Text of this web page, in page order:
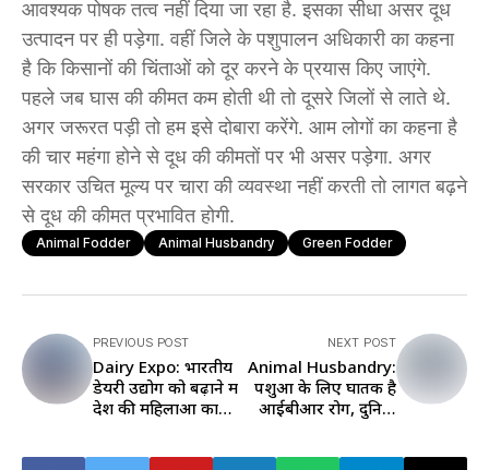
आवश्यक पोषक तत्व नहीं दिया जा रहा है. इसका सीधा असर दूध
उत्पादन पर ही पड़ेगा. वहीं जिले के पशुपालन अधिकारी का कहना
है कि किसानों की चिंताओं को दूर करने के प्रयास किए जाएंगे.
पहले जब घास की कीमत कम होती थी तो दूसरे जिलों से लाते थे.
अगर जरूरत पड़ी तो हम इसे दोबारा करेंगे. आम लोगों का कहना है
की चार महंगा होने से दूध की कीमतों पर भी असर पड़ेगा. अगर
सरकार उचित मूल्य पर चारा की व्यवस्था नहीं करती तो लागत बढ़ने
से दूध की कीमत प्रभावित होगी.
Animal Fodder Animal Husbandry Green Fodder
PREVIOUS POST
Dairy Expo: भारतीय
डेयरी उद्योग को बढ़ाने में
देश की महिलाओं का
NEXT POST
Animal Husbandry:
पशुओं के लिए घातक है
आईबीआर रोग, दुनिया